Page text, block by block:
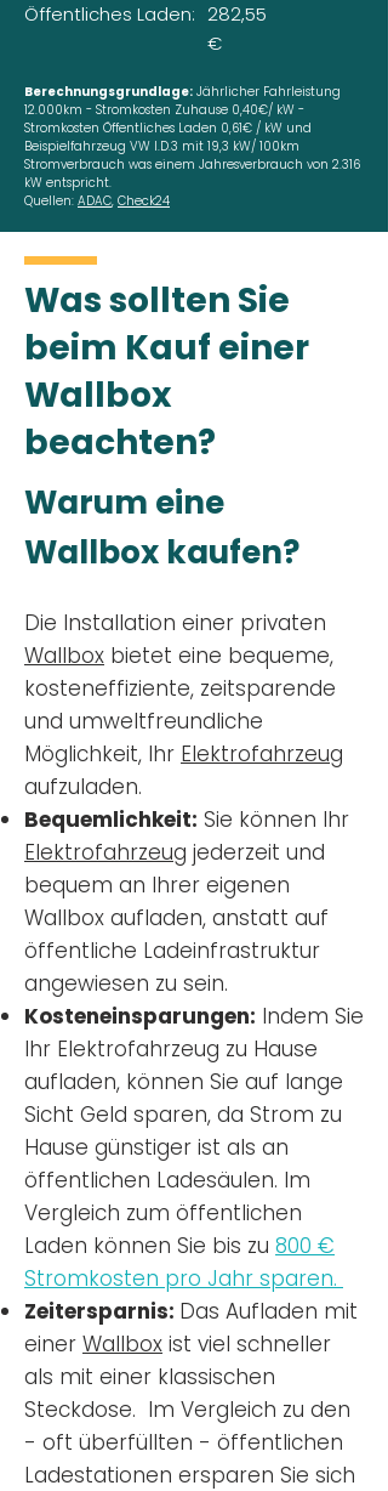
Öffentliches Laden: 282,55
€
Berechnungsgrundlage: Jährlicher Fahrleistung
12.000km - Stromkosten Zuhause 0,40€/ kW -
Stromkosten Öffentliches Laden 0,61€ / kW und
Beispielfahrzeug VW I.D.3 mit 19,3 kW/ 100km
Stromverbrauch was einem Jahresverbrauch von 2.316
kW entspricht.
Quellen: ADAC, Check24
Was sollten Sie
beim Kauf einer
Wallbox
beachten?
Warum eine
Wallbox kaufen?
Die Installation einer privaten
Wallbox bietet eine bequeme,
kosteneffiziente, zeitsparende
und umweltfreundliche
Möglichkeit, Ihr Elektrofahrzeug
aufzuladen.
Bequemlichkeit: Sie können Ihr
Elektrofahrzeug jederzeit und
bequem an Ihrer eigenen
Wallbox aufladen, anstatt auf
öffentliche Ladeinfrastruktur
angewiesen zu sein.
Kosteneinsparungen: Indem Sie
Ihr Elektrofahrzeug zu Hause
aufladen, können Sie auf lange
Sicht Geld sparen, da Strom zu
Hause günstiger ist als an
öffentlichen Ladesäulen. Im
Vergleich zum öffentlichen
Laden können Sie bis zu 800 €
Stromkosten pro Jahr sparen.
Zeitersparnis: Das Aufladen mit
einer Wallbox ist viel schneller
als mit einer klassischen
Steckdose. Im Vergleich zu den
- oft überfüllten - öffentlichen
Ladestationen ersparen Sie sich